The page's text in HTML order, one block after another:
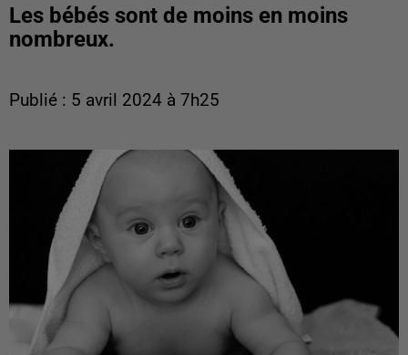
Les bébés sont de moins en moins
nombreux.
Publié : 5 avril 2024 à 7h25